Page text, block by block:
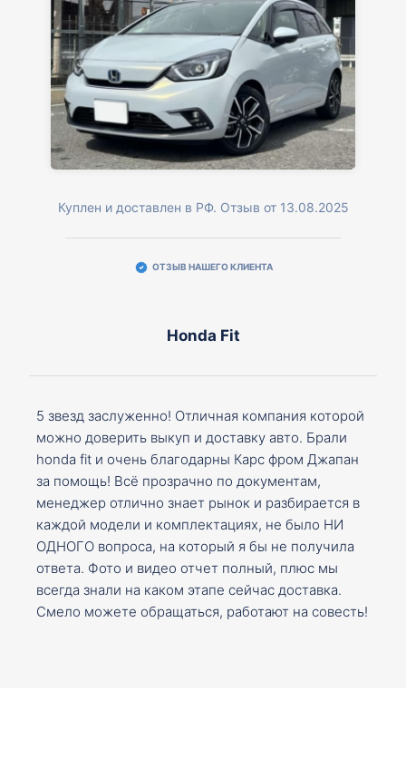
Куплен и доставлен в РФ. Отзыв от 13.08.2025
ОТЗЫВ НАШЕГО КЛИЕНТА
Honda Fit
5 звезд заслуженно! Отличная компания которой
можно доверить выкуп и доставку авто. Брали
honda fit и очень благодарны Карс фром Джапан
за помощь! Всё прозрачно по документам,
менеджер отлично знает рынок и разбирается в
каждой модели и комплектациях, не было НИ
ОДНОГО вопроса, на который я бы не получила
ответа. Фото и видео отчет полный, плюс мы
всегда знали на каком этапе сейчас доставка.
Смело можете обращаться, работают на совесть!